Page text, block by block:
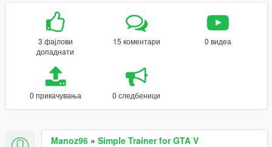
3 фајлови
допаднати
15 коментари 0 видеа
0 прикачувања 0 следбеници
Manoz96 » Simple Trainer for GTA V